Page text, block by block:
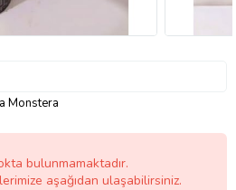
Monstera
bulunmamaktadır.
aşağıdan ulaşabilirsiniz.